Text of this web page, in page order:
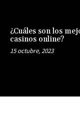
¿Cuáles son los
casinos online?
15 octubre, 2023